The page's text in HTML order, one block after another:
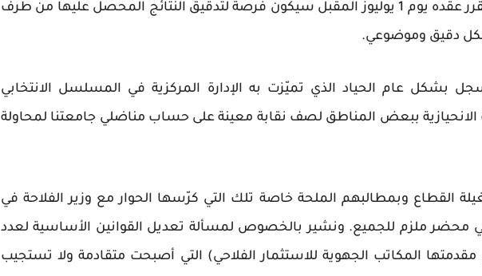
المؤكد أنّ المجلس الجامعي المقرر عقده يوم 1 يوليوز المقبل سيكون فرصة لتدقيق النتائج المحصل عليها من طرف
دقيق وموضوعي.
بشكل عام الحياد الذي تميّزت به الإدارة المركزية في المسلسل الانتخابي
ببعض المناطق لصف نقابة معينة على حساب مناضلي جامعتنا لمحاولة
القطاع وبمطالبهم الملحة خاصة تلك التي كرّسها الحوار مع وزير الفلاحة في
2019 والمدونة في محضر ملزم للجميع. ونشير بالخصوص لمسألة تعديل القوانين الأساسية لعدد
المكاتب الجهوية للاستثمار الفلاحي) التي أصبحت متقادمة ولا تستجيب